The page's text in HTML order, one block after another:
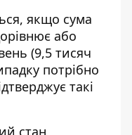
якщо сума
або
(9,5 тисяч
потрібно
такі
стан